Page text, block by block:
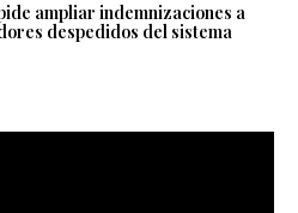
ampliar indemnizaciones a
despedidos del sistema